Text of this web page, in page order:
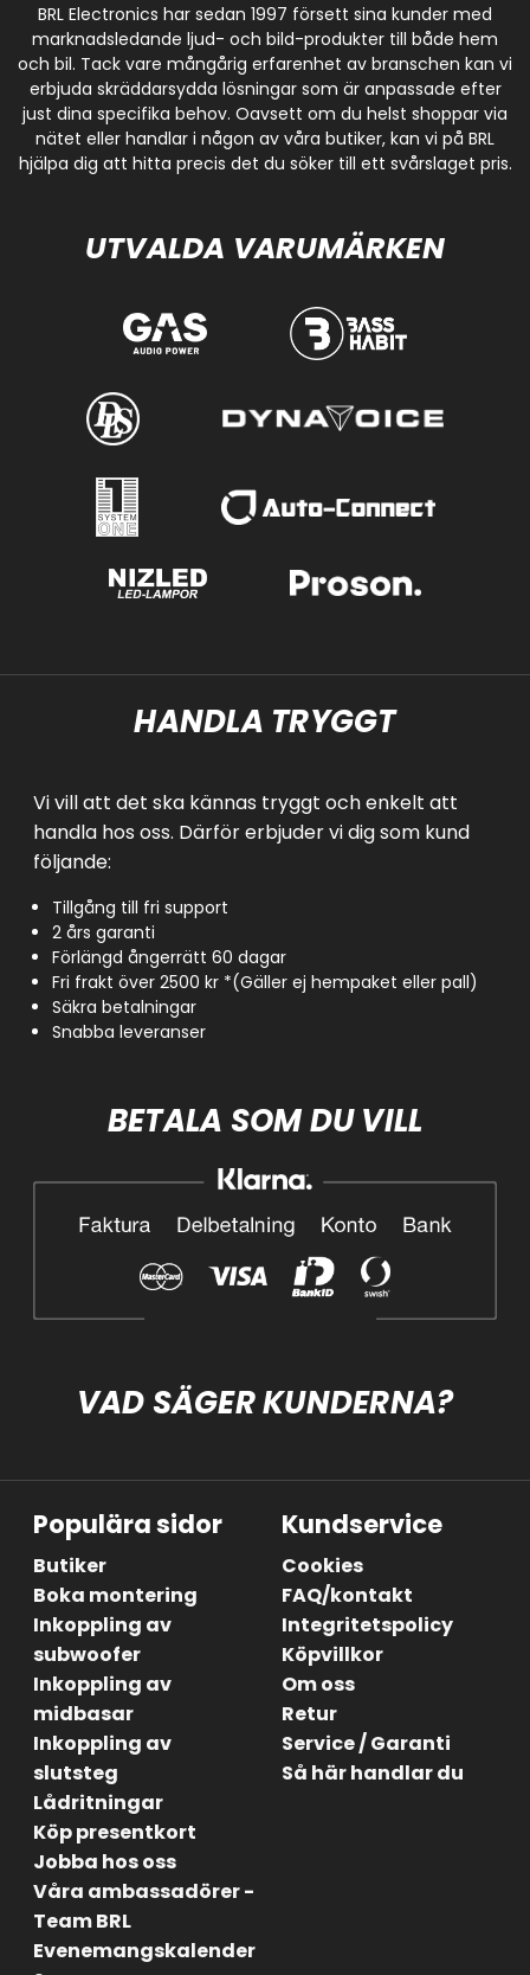
BRL Electronics har sedan 1997 försett sina kunder med
marknadsledande ljud- och bild-produkter till både hem
och bil. Tack vare mångårig erfarenhet av branschen kan vi
erbjuda skräddarsydda lösningar som är anpassade efter
just dina specifika behov. Oavsett om du helst shoppar via
nätet eller handlar i någon av våra butiker, kan vi på BRL
hjälpa dig att hitta precis det du söker till ett svårslaget pris.
UTVALDA VARUMÄRKEN
HANDLA TRYGGT
Vi vill att det ska kännas tryggt och enkelt att
handla hos oss. Därför erbjuder vi dig som kund
följande:
Tillgång till fri support
2 års garanti
Förlängd ångerrätt 60 dagar
Fri frakt över 2500 kr *(Gäller ej hempaket eller pall)
Säkra betalningar
Snabba leveranser
BETALA SOM DU VILL
VAD SÄGER KUNDERNA?
Populära sidor
Butiker
Boka montering
Inkoppling av
subwoofer
Inkoppling av
midbasar
Inkoppling av
slutsteg
Lådritningar
Köp presentkort
Jobba hos oss
Våra ambassadörer -
Team BRL
Evenemangskalender
Kundservice
Cookies
FAQ/kontakt
Integritetspolicy
Köpvillkor
Om oss
Retur
Service / Garanti
Så här handlar du